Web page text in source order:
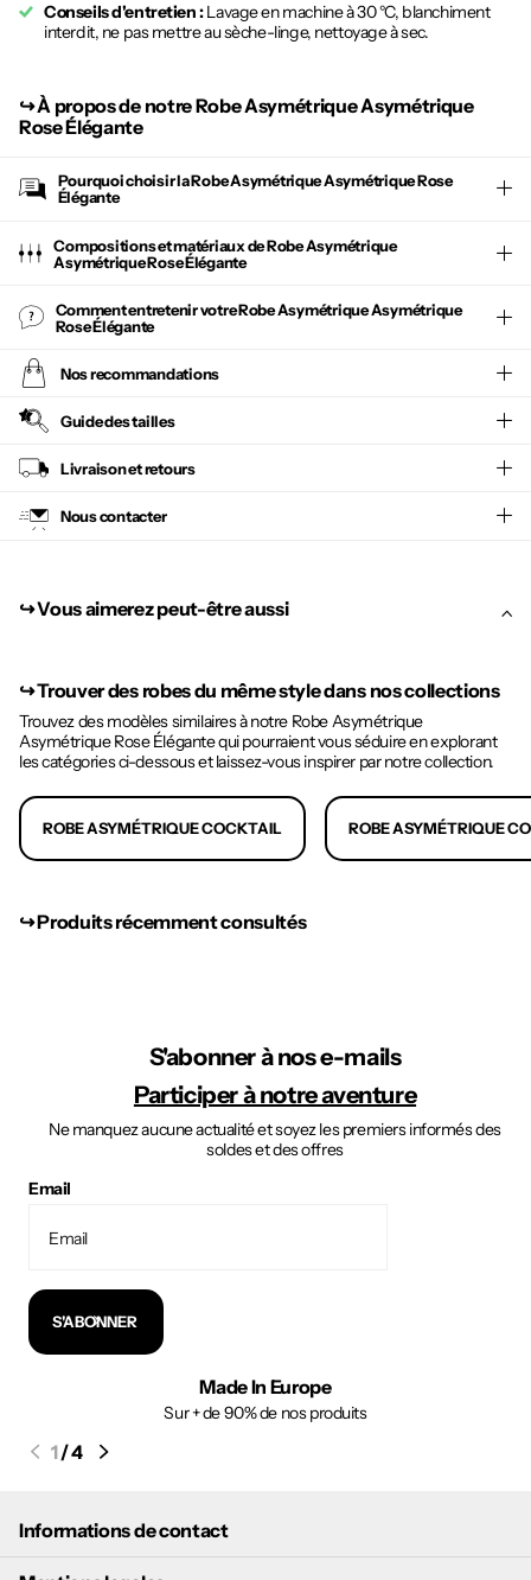
Conseils d'entretien :Lavage en machine à 30 °C, blanchiment
interdit, ne pas mettre au sèche-linge, nettoyage à sec.
↪︎À propos de notre Robe Asymétrique Asymétrique
Rose Élégante
Pourquoi choisir laRobe Asymétrique Asymétrique Rose
Élégante
Compositions et matériaux de Robe Asymétrique
Asymétrique Rose Élégante
Comment entretenir votreRobe Asymétrique Asymétrique
Rose Élégante
Nos recommandations
Guide des tailles
Livraison et retours
Nous contacter
↪︎ Vous aimerez peut-être aussi
↪︎Trouver des robes du même style dans nos collections
Trouvez des modèles similaires à notre Robe Asymétrique
Asymétrique Rose Élégante qui pourraient vous séduire en explorant
les catégories ci-dessous et laissez-vous inspirer par notre collection.
ROBE ASYMÉTRIQUE COCKTAIL ROBE ASYMÉTRIQUE
↪︎ Produits récemment consultés
S'abonner à nos e-mails
Participer à notre aventure
Ne manquez aucune actualité et soyez les premiers informés des
soldes et des offres
Email
S'ABONNER
Made In Europe
Sur + de 90% de nos produits
1/4
Informations de contact